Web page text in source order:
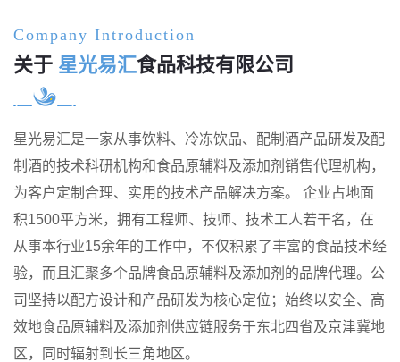
Company Introduction
关于 星光易汇食品科技有限公司
星光易汇是一家从事饮料、冷冻饮品、配制酒产品研发及配
制酒的技术科研机构和食品原辅料及添加剂销售代理机构，
为客户定制合理、实用的技术产品解决方案。 企业占地面
积1500平方米，拥有工程师、技师、技术工人若干名，在
从事本行业15余年的工作中，不仅积累了丰富的食品技术经
验，而且汇聚多个品牌食品原辅料及添加剂的品牌代理。公
司坚持以配方设计和产品研发为核心定位；始终以安全、高
效地食品原辅料及添加剂供应链服务于东北四省及京津冀地
区，同时辐射到长三角地区。